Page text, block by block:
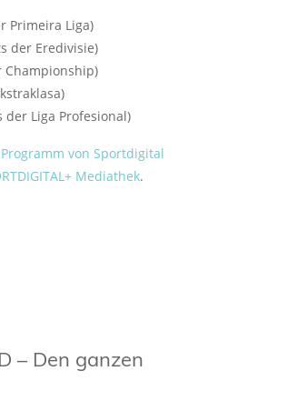
Primeira Liga)
der Eredivisie)
Championship)
Liga Profesional)
Programm von Sportdigital
Mediathek.
– Den ganzen